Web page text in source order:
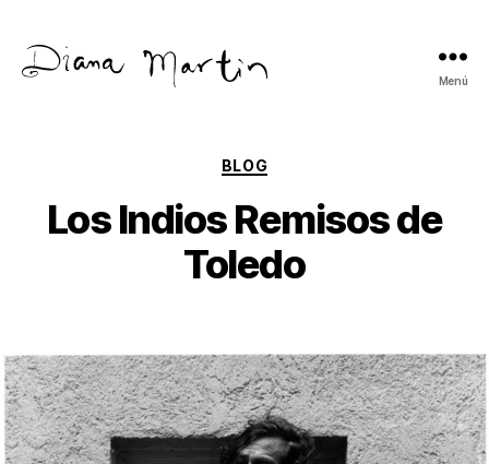
Menú
Categorías
BLOG
Los Indios Remisos de
Toledo